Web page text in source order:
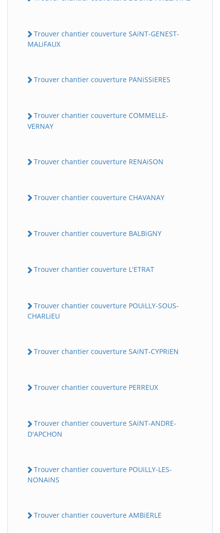
Trouver chantier couverture SAiNT-GENEST-
MALiFAUX
Trouver chantier couverture PANiSSiERES
Trouver chantier couverture COMMELLE-
VERNAY
Trouver chantier couverture RENAiSON
Trouver chantier couverture CHAVANAY
Trouver chantier couverture BALBiGNY
Trouver chantier couverture L'ETRAT
Trouver chantier couverture POUiLLY-SOUS-
CHARLiEU
Trouver chantier couverture SAiNT-CYPRiEN
Trouver chantier couverture PERREUX
Trouver chantier couverture SAiNT-ANDRE-
D'APCHON
Trouver chantier couverture POUiLLY-LES-
NONAiNS
Trouver chantier couverture AMBiERLE